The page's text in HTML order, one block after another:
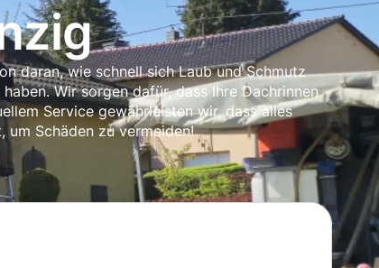
daran, wie schnell sich Laub und Schmutz
Wir sorgen dafür, dass Ihre Dachrinnen
Service gewährleisten wir, dass alles
Schäden zu vermeiden!